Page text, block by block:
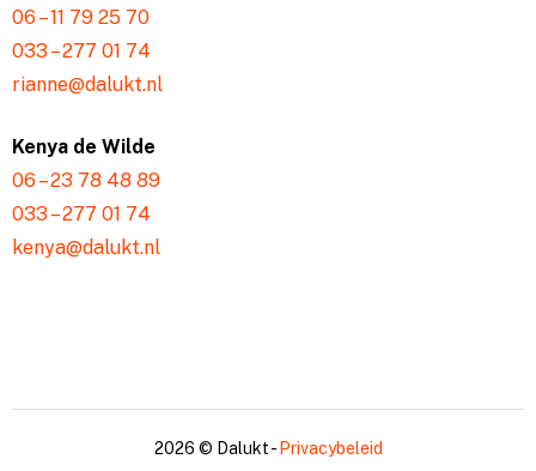
06 – 11 79 25 70
033 – 277 01 74
rianne@dalukt.nl
Kenya de Wilde
06 – 23 78 48 89
033 – 277 01 74
kenya@dalukt.nl
2026 © Dalukt - Privacybeleid